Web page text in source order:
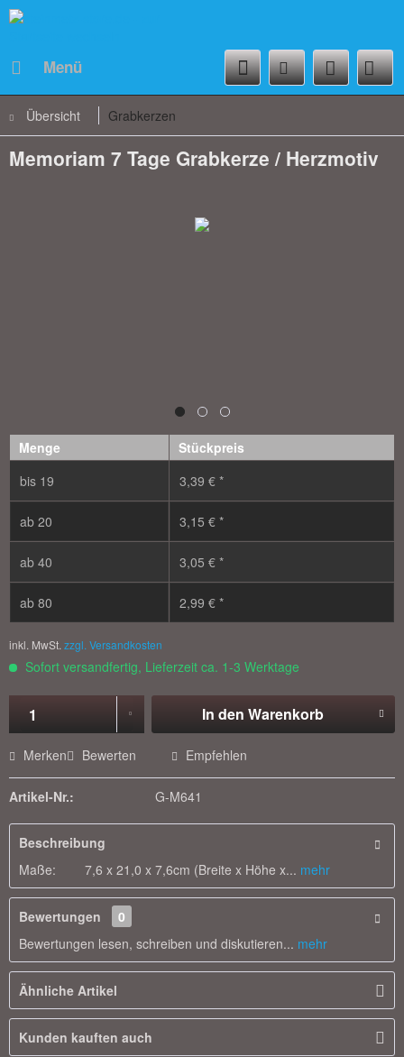
Menü
Übersicht Grabkerzen
Memoriam 7 Tage Grabkerze / Herzmotiv
Menge
Stückpreis
bis 19 3,39 € *
ab 20 3,15 € *
ab 40 3,05 € *
ab 80 2,99 € *
inkl. MwSt. zzgl. Versandkosten
Sofort versandfertig, Lieferzeit ca. 1-3 Werktage
In den Warenkorb
Merken Bewerten Empfehlen
Artikel-Nr.: G-M641
Beschreibung
Maße: 7,6 x 21,0 x 7,6cm (Breite x Höhe x... mehr
Bewertungen
0
Bewertungen lesen, schreiben und diskutieren... mehr
Ähnliche Artikel
Kunden kauften auch